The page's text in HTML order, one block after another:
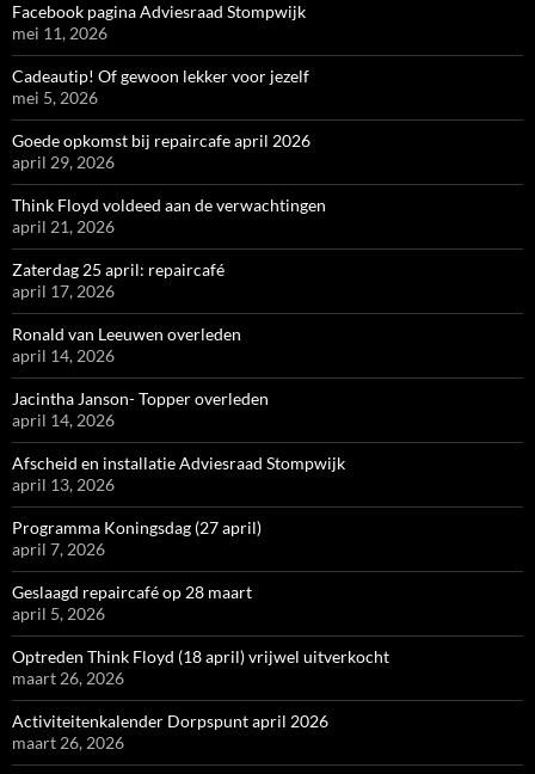
Facebook pagina Adviesraad Stompwijk
mei 11, 2026
Cadeautip! Of gewoon lekker voor jezelf
mei 5, 2026
Goede opkomst bij repaircafe april 2026
april 29, 2026
Think Floyd voldeed aan de verwachtingen
april 21, 2026
Zaterdag 25 april: repaircafé
april 17, 2026
Ronald van Leeuwen overleden
april 14, 2026
Jacintha Janson- Topper overleden
april 14, 2026
Afscheid en installatie Adviesraad Stompwijk
april 13, 2026
Programma Koningsdag (27 april)
april 7, 2026
Geslaagd repaircafé op 28 maart
april 5, 2026
Optreden Think Floyd (18 april) vrijwel uitverkocht
maart 26, 2026
Activiteitenkalender Dorpspunt april 2026
maart 26, 2026